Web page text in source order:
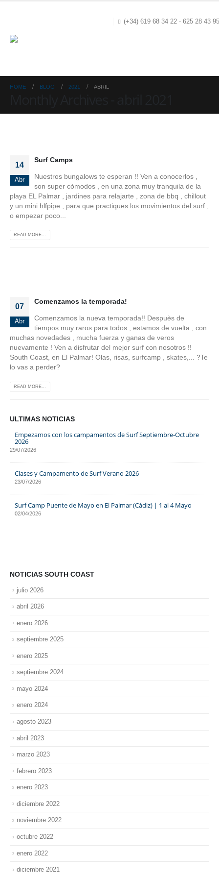
(+34) 619 68 34 22 - 625 28 43 95
HOME BLOG 2021 ABRIL
14
Abr
Surf Camps
Nuestros bungalows te esperan !! Ven a conocerlos ,
son super còmodos , en una zona muy tranquila de la
playa EL Palmar , jardines para relajarte , zona de bbq , chillout
y un mini hlfpipe , para que practiques los movimientos del surf ,
o empezar poco...
READ MORE...
07
Abr
Comenzamos la temporada!
Comenzamos la nueva temporada!! Despuès de
tiempos muy raros para todos , estamos de vuelta , con
muchas novedades , mucha fuerza y ganas de veros
nuevamente ! Ven a disfrutar del mejor surf con nosotros !!
South Coast, en El Palmar! Olas, risas, surfcamp , skates,... ?Te
lo vas a perder?
READ MORE...
ULTIMAS NOTICIAS
Empezamos con los campamentos de Surf Septiembre-Octubre
2026
29/07/2026
Clases y Campamento de Surf Verano 2026
23/07/2026
Surf Camp Puente de Mayo en El Palmar (Cádiz) | 1 al 4 Mayo
02/04/2026
NOTICIAS SOUTH COAST
julio 2026
abril 2026
enero 2026
septiembre 2025
enero 2025
septiembre 2024
mayo 2024
enero 2024
agosto 2023
abril 2023
marzo 2023
febrero 2023
enero 2023
diciembre 2022
noviembre 2022
octubre 2022
enero 2022
diciembre 2021